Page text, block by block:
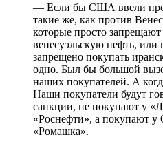
— Если бы США ввели
такие же, как против
которые просто запрещают
венесуэльскую нефть, или
запрещено покупать
одно. Был бы большой
наших покупателей. А
Наши покупатели будут
санкции, не покупают у
«Роснефти», а покупают
«Ромашка».